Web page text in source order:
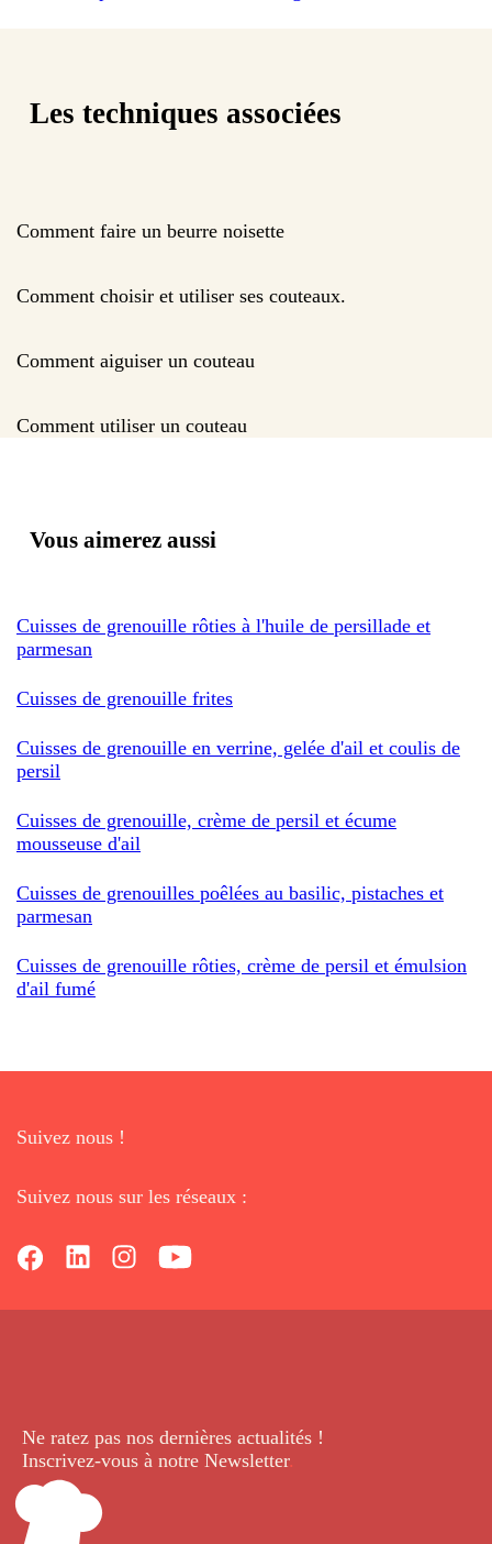
Les techniques associées
Comment faire un beurre noisette
Comment choisir et utiliser ses couteaux.
Comment aiguiser un couteau
Comment utiliser un couteau
Vous aimerez aussi
Cuisses de grenouille rôties à l'huile de persillade et
parmesan
Cuisses de grenouille frites
Cuisses de grenouille en verrine, gelée d'ail et coulis de
persil
Cuisses de grenouille, crème de persil et écume
mousseuse d'ail
Cuisses de grenouilles poêlées au basilic, pistaches et
parmesan
Cuisses de grenouille rôties, crème de persil et émulsion
d'ail fumé
Suivez nous !
Suivez nous sur les réseaux :
Ne ratez pas nos dernières actualités !
Inscrivez-vous à notre Newsletter.